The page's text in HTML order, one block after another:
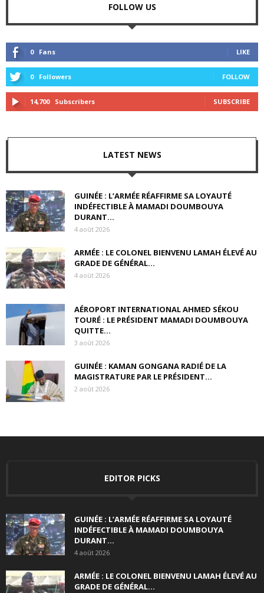
FOLLOW US
0 Fans LIKE
0 Followers FOLLOW
14,700 Subscribers SUBSCRIBE
LATEST NEWS
GUINÉE : L’ARMÉE RÉAFFIRME SA LOYAUTÉ
INDÉFECTIBLE À MAMADI DOUMBOUYA
DURANT...
4 août 2026
ARMÉE : LE COLONEL BIENVENU LAMAH ÉLEVÉ AU
GRADE DE GÉNÉRAL...
4 août 2026
AÉROPORT INTERNATIONAL AHMED SÉKOU
TOURÉ : LE PRÉSIDENT MAMADI DOUMBOUYA
QUITTE...
3 août 2026
GUINÉE : KAMAN GONGANA RADIÉ DE LA
MAGISTRATURE PAR LE PRÉSIDENT...
2 août 2026
EDITOR PICKS
GUINÉE : L’ARMÉE RÉAFFIRME SA LOYAUTÉ
INDÉFECTIBLE À MAMADI DOUMBOUYA
DURANT...
4 août 2026
ARMÉE : LE COLONEL BIENVENU LAMAH ÉLEVÉ AU
GRADE DE GÉNÉRAL...